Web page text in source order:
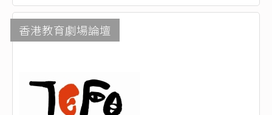
香港教育劇場論壇